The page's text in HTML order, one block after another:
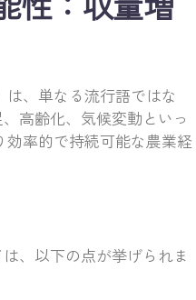
、単なる流行語ではな
高齢化、気候変動といっ
率的で持続可能な農業経
、以下の点が挙げられま